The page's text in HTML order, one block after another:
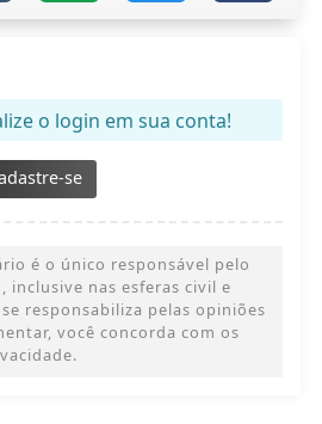
o login em sua conta!
se
é o único responsável pelo
inclusive nas esferas civil e
responsabiliza pelas opiniões
você concorda com os